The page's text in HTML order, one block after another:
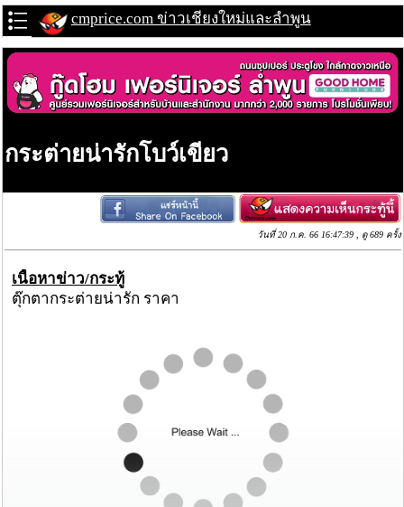
cmprice.com ข่าวเชียงใหม่และลำพูน
กระต่ายน่ารักโบว์เขียว
วันที่ 20 ก.ค. 66 16:47:39 , ดู 689 ครั้ง
เนื้อหาข่าว/กระทู้
ตุ๊กตากระต่ายน่ารัก ราคา